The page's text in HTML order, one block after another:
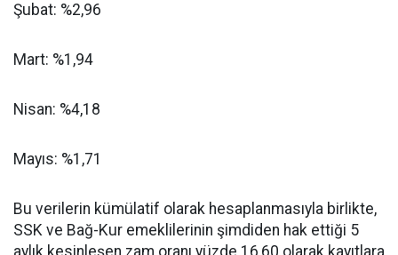
Şubat: %2,96
Mart: %1,94
Nisan: %4,18
Mayıs: %1,71
Bu verilerin kümülatif olarak hesaplanmasıyla birlikte,
SSK ve Bağ-Kur emeklilerinin şimdiden hak ettiği 5
aylık kesinleşen zam oranı yüzde 16,60 olarak kayıtlara